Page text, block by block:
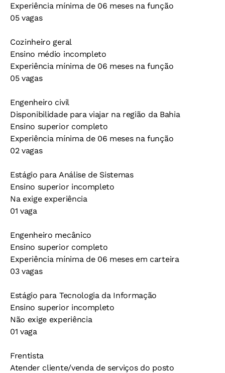
Experiência mínima de 06 meses na função
05 vagas
Cozinheiro geral
Ensino médio incompleto
Experiência mínima de 06 meses na função
05 vagas
Engenheiro civil
Disponibilidade para viajar na região da Bahia
Ensino superior completo
Experiência mínima de 06 meses na função
02 vagas
Estágio para Análise de Sistemas
Ensino superior incompleto
Na exige experiência
01 vaga
Engenheiro mecânico
Ensino superior completo
Experiência mínima de 06 meses em carteira
03 vagas
Estágio para Tecnologia da Informação
Ensino superior incompleto
Não exige experiência
01 vaga
Frentista
Atender cliente/venda de serviços do posto